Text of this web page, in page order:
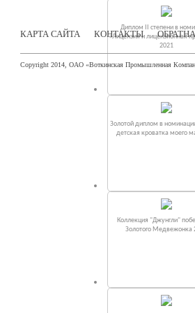
Диплом II степени в
«Лицензия и лицензионная
2021
Золотой диплом в
детская кроватка моего
Коллекция "Джунгли"
Золотого Медвежонка
КАРТА САЙТА КОНТАКТЫ
Copyright 2014, ОАО «Воткинская Промышленная